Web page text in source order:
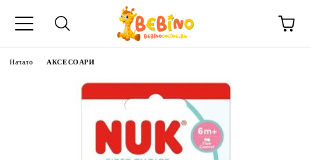
Начало АКСЕСОАРИ